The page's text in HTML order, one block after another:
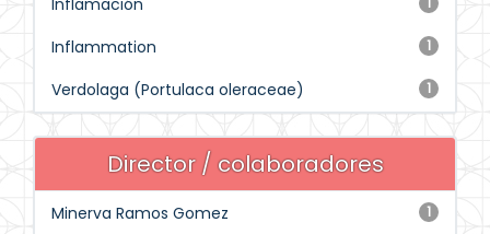
Inflamación
1
Inflammation
1
Verdolaga (Portulaca oleraceae)
Director / colaboradores
1
Minerva Ramos Gomez